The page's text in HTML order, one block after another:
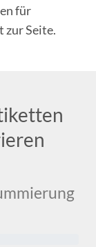
für
zur Seite.